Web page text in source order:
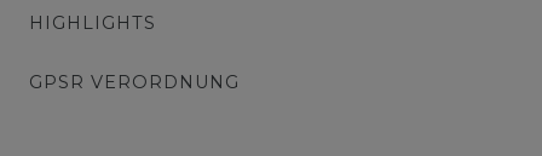
HIGHLIGHTS
GPSR VERORDNUNG